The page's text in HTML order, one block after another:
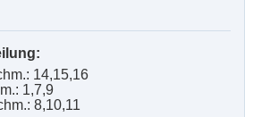
14,15,16
1,7,9
8,10,11